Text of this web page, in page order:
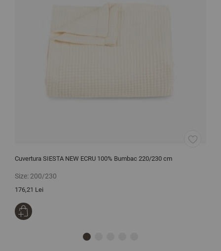
Cuvertura SIESTA NEW ECRU 100% Bumbac 220/230 cm
Size: 200/230
176,21 Lei